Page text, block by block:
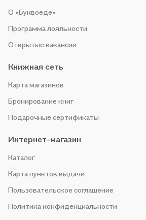
О «Буквоеде»
Программа лояльности
Открытые вакансии
Книжная сеть
Карта магазинов
Бронирование книг
Подарочные сертификаты
Интернет-магазин
Каталог
Карта пунктов выдачи
Пользовательское соглашение
Политика конфиденциальности